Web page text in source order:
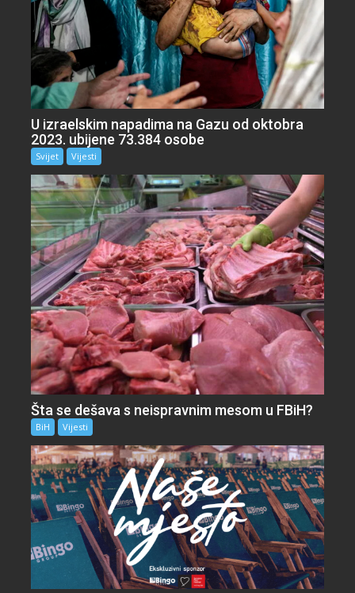
U izraelskim napadima na Gazu od oktobra
2023. ubijene 73.384 osobe
Svijet Vijesti
Šta se dešava s neispravnim mesom u FBiH?
BiH Vijesti